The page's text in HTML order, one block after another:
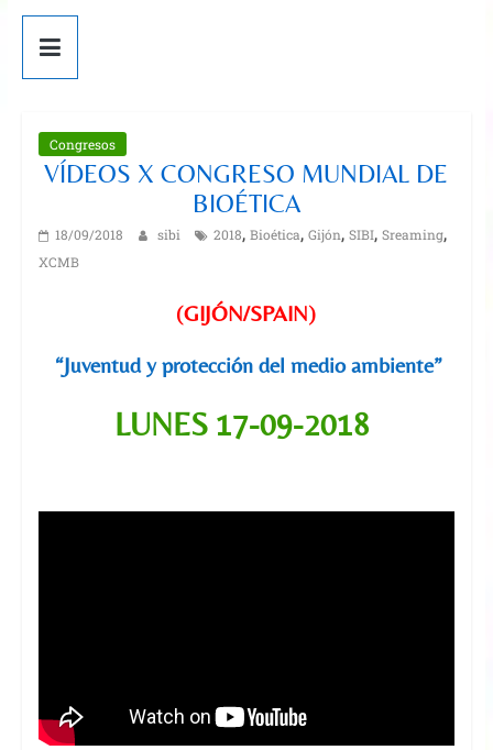
Congresos
VÍDEOS X CONGRESO MUNDIAL DE
BIOÉTICA
18/09/2018 sibi 2018, Bioética, Gijón, SIBI, Sreaming,
XCMB
(GIJÓN/SPAIN)
“Juventud y protección del medio ambiente”
LUNES 17-09-2018